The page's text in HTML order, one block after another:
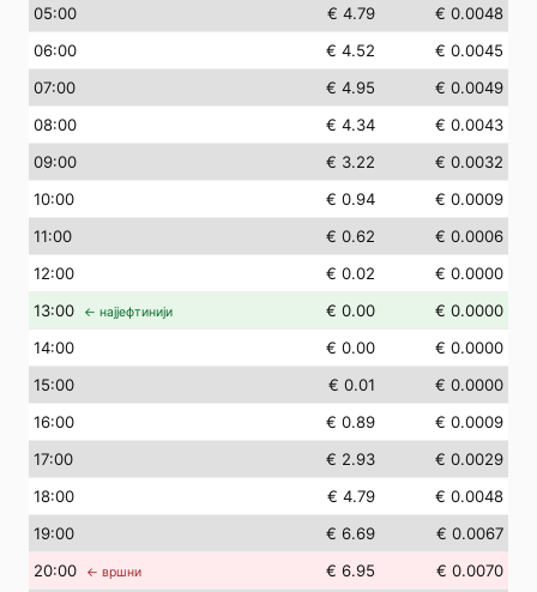
05:00 € 4.79
€ 0.0048
06:00 € 4.52
€ 0.0045
07:00 € 4.95
€ 0.0049
08:00 € 4.34
€ 0.0043
09:00 € 3.22
€ 0.0032
10:00 € 0.94
€ 0.0009
11:00 € 0.62
€ 0.0006
12:00 € 0.02
€ 0.0000
13:00 ← најјефтинији € 0.00
€ 0.0000
14:00 € 0.00
€ 0.0000
15:00 € 0.01
€ 0.0000
16:00 € 0.89
€ 0.0009
17:00 € 2.93
€ 0.0029
18:00 € 4.79
€ 0.0048
19:00 € 6.69
€ 0.0067
20:00 ← вршни € 6.95
€ 0.0070